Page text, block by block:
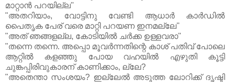
മാറ്റാന്‍ പറയില്ല"
"അതറിയാം, വോട്ടിനു വേണ്ടി ആധാര്‍ കാര്‍ഡില്‍
പൈതൃക പേര് വരെ മാറ്റി പറയണ ഇനമല്ലേ"
"അത് ഞങ്ങളല്ല, കോടിയില്‍ ചര്‍ക്ക ഉള്ളവരാ"
"തന്നെ തന്നെ. അപ്പൊ മൂവര്‍ന്നതിന്റെ കാശ് പതിവ് പോലെ
ആറ്റില്‍ കളഞ്ഞു പോയ വഹയില്‍ എഴുതി കൂട്ടി
ചുങ്കപ്പിരിവുകാരന് കാണിക്കാം, ല്ലേ?
"അതെന്താ സംശയം? ഇല്ലേല്‍ അടുത്ത ലോറിക്ക് ദൃഷ്ടി